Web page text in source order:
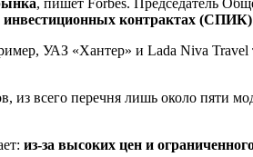
инвестиционных контрактах (СПИК)
УАЗ «Хантер» и Lada Niva Travel
из всего перечня лишь около пяти
из-за высоких цен и